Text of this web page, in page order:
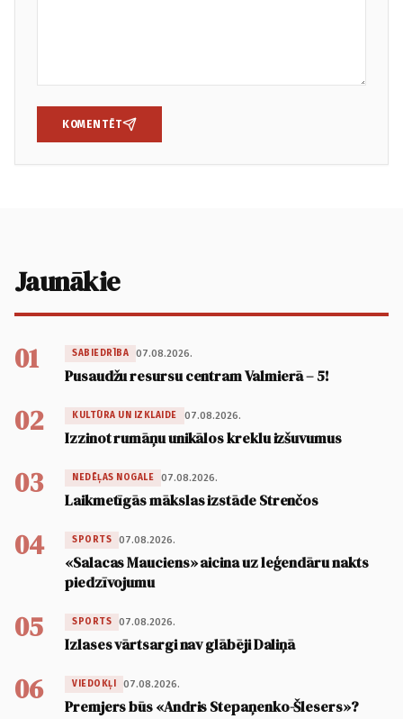
KOMENTĒT
Jaunākie
01 SABIEDRĪBA 07.08.2026.
Pusaudžu resursu centram Valmierā – 5!
02 KULTŪRA UN IZKLAIDE 07.08.2026.
Izzinot rumāņu unikālos kreklu izšuvumus
03 NEDĒĻAS NOGALE 07.08.2026.
Laikmetīgās mākslas izstāde Strenčos
04 SPORTS 07.08.2026.
«Salacas Mauciens» aicina uz leģendāru nakts
piedzīvojumu
05 SPORTS 07.08.2026.
Izlases vārtsargi nav glābēji Daliņā
06 VIEDOKĻI 07.08.2026.
Premjers būs «Andris Stepaņenko-Šlesers»?